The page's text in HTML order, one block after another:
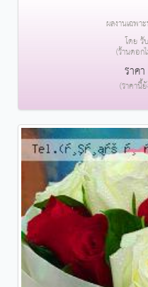
ผลงานเฉพ
โดย รั
(ร้านดอก
ราค
(ราคานี้